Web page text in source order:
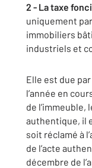
2 - La taxe
uniquement
immobiliers
industriels et
Elle est due
l’année en
de l’immeuble,
authentique, il
soit réclamé à
de l’acte
décembre de